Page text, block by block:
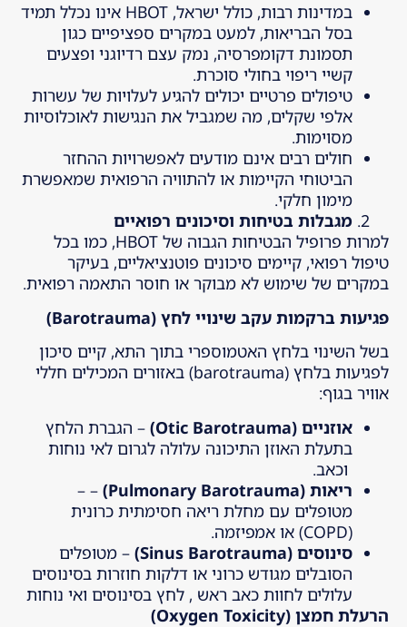
במדינות רבות, כולל ישראל, HBOT אינו נכלל תמיד
בסל הבריאות, למעט במקרים ספציפיים כגון
תסמונת דקומפרסיה, נמק עצם רדיוגני ופצעים
קשיי ריפוי בחולי סוכרת.
טיפולים פרטיים יכולים להגיע לעלויות של עשרות
אלפי שקלים, מה שמגביל את הנגישות לאוכלוסיות
מסוימות.
חולים רבים אינם מודעים לאפשרויות ההחזר
הביטוחי הקיימות או להתוויה הרפואית שמאפשרת
מימון חלקי.
מגבלות בטיחות וסיכונים רפואיים
למרות פרופיל הבטיחות הגבוה של HBOT, כמו בכל
טיפול רפואי, קיימים סיכונים פוטנציאליים, בעיקר
במקרים של שימוש לא מבוקר או חוסר התאמה רפואית.
פגיעות ברקמות עקב שינויי לחץ (Barotrauma)
בשל השינוי בלחץ האטמוספרי בתוך התא, קיים סיכון
לפגיעות בלחץ (barotrauma) באזורים המכילים חללי
אוויר בגוף:
אוזניים (Otic Barotrauma)
– הגברת הלחץ
בתעלת האוזן התיכונה עלולה לגרום לאי נוחות
וכאב.
ריאות (Pulmonary Barotrauma)
– –
מטופלים עם מחלת ריאה חסימתית כרונית
(COPD) או אמפיזמה.
סינוסים (Sinus Barotrauma)
– מטופלים
הסובלים מגודש כרוני או דלקות חוזרות בסינוסים
עלולים לחוות כאב ראש , לחץ בסינוסים ואי נוחות
הרעלת חמצן (Oxygen Toxicity)